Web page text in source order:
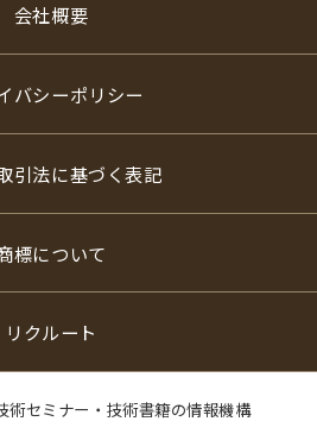
会社概要
バシーポリシー
引法に基づく表記
標について
リクルート
術セミナー・技術書籍の情報機構